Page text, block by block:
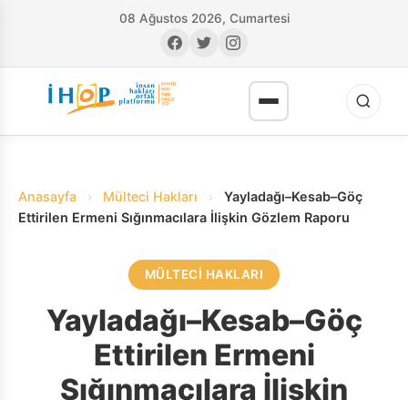
08 Ağustos 2026, Cumartesi
Anasayfa › Mülteci Hakları ›
Yayladağı–Kesab–Göç
Ettirilen Ermeni Sığınmacılara İlişkin Gözlem Raporu
MÜLTECI HAKLARI
Yayladağı–Kesab–Göç
Ettirilen Ermeni
Sığınmacılara İlişkin